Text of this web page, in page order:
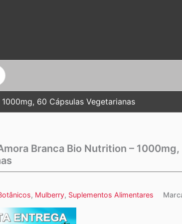
60 Cápsulas Vegetarianas
Branca Bio Nutrition –
, Mulberry, Suplementos Alimentares